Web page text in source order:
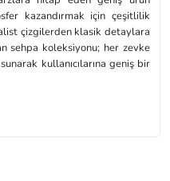
kazandırmak için çeşitlilik
çizgilerden klasik detaylara
sehpa koleksiyonu; her zevke
kullanıcılarına geniş bir
sadece estetik açıdan
bakımından da zengin